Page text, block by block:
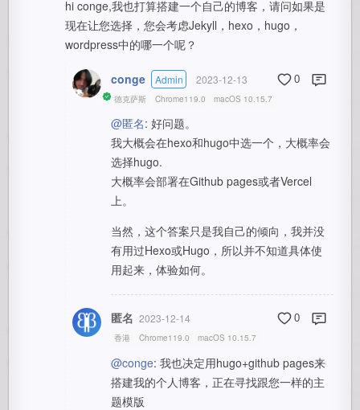
hi conge,我也打算搭建一个自己的博客，请问如果是
现在让您选择，您会考虑Jekyll，hexo，hugo，
wordpress中的哪一个呢？
conge Admin 2023-12-13 0
德克萨斯 Chrome119.0 macOS 10.15.7
@匿名: 好问题。
我大概会在hexo和hugo中选一个，大概率会
选择hugo.
大概率会部署在Github pages或者Vercel
上。
当然，这个答案只是我自己的倾向，我并没
有用过Hexo或Hugo，所以并不知道具体使
用起来，体验如何。
匿名 2023-12-14 0
香港 Chrome119.0 macOS 10.15.7
@conge: 我也决定用hugo+github pages来
搭建我的个人博客，正在寻找跟您一样的主
题模版